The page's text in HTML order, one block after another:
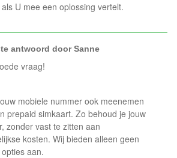
U mee een oplossing vertelt.
antwoord doorSanne
vraag!
mobiele nummer ook meenemen
prepaid simkaart. Zo behoud je jouw
zonder vast te zitten aan
kosten. Wij bieden alleen geen
aan.